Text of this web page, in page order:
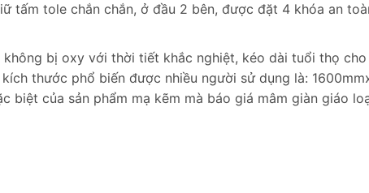
tấm tole chắn chắn, ở đầu 2 bên, được đặt 4 khóa an
bị oxy với thời tiết khắc nghiệt, kéo dài tuổi thọ cho
thước phổ biến được nhiều người sử dụng là:
của sản phẩm mạ kẽm mà báo giá mâm giàn giáo